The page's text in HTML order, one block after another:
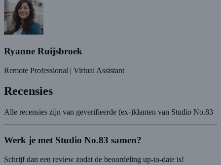
Ryanne Ruijsbroek
Remote Professional | Virtual Assistant
Recensies
Alle recensies zijn van geverifieerde (ex-)klanten van Studio No.83
Werk je met Studio No.83 samen?
Schrijf dan een review zodat de beoordeling up-to-date is!